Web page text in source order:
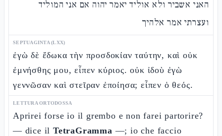
האני אשביר ולא אוליד יאמר יהוה אם אני המוליד
ועצרתי אמר אלהיך
SEPTUAGINTA (LXX)
ἐγὼ δὲ ἔδωκα τὴν προσδοκίαν ταύτην, καὶ οὐκ
ἐμνήσθης μου, εἶπεν κύριος. οὐκ ἰδοὺ ἐγὼ
γεννῶσαν καὶ στεῖραν ἐποίησα; εἶπεν ὁ θεός.
LETTURA ORTODOSSA
Aprirei forse io il grembo e non farei partorire?
— dice il TetraGramma —; io che faccio